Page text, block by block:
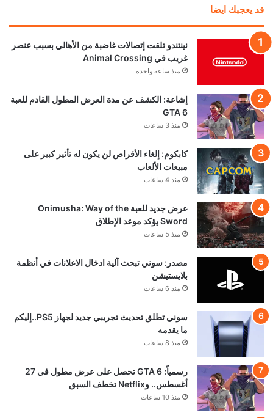
قد يعجبك ايضا
نينتندو تلقت إتصالات غاضبة من الأهالي بسبب عنصر
غريب في Animal Crossing
منذ ساعة واحدة
إشاعة: الكشف عن مدة العرض المطول القادم للعبة
GTA 6
منذ 3 ساعات
كابكوم: إلغاء الأقراص لن يكون له تأثير كبير على
مبيعات الألعاب
منذ 4 ساعات
عرض جديد للعبة Onimusha: Way of the
Sword يؤكد موعد الإطلاق
منذ 5 ساعات
مصدر: سوني تبحث آلية ادخال الاعلانات في أنظمة
بلايستيشن
منذ 6 ساعات
سوني تطلق تحديث تجريبي جديد لجهاز PS5..إليكم
ما يقدمه
منذ 8 ساعات
رسمياً: GTA 6 تحصل على عرض مطول في 27
أغسطس.. وNetflix تخطف السبق
منذ 10 ساعات